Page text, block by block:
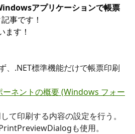
アプリケーションで帳票
事です！
ます！
、.NET標準機能だけで帳票印刷
ネントの概要 (Windows フォー
印刷する内容の設定を行う。
も使用。